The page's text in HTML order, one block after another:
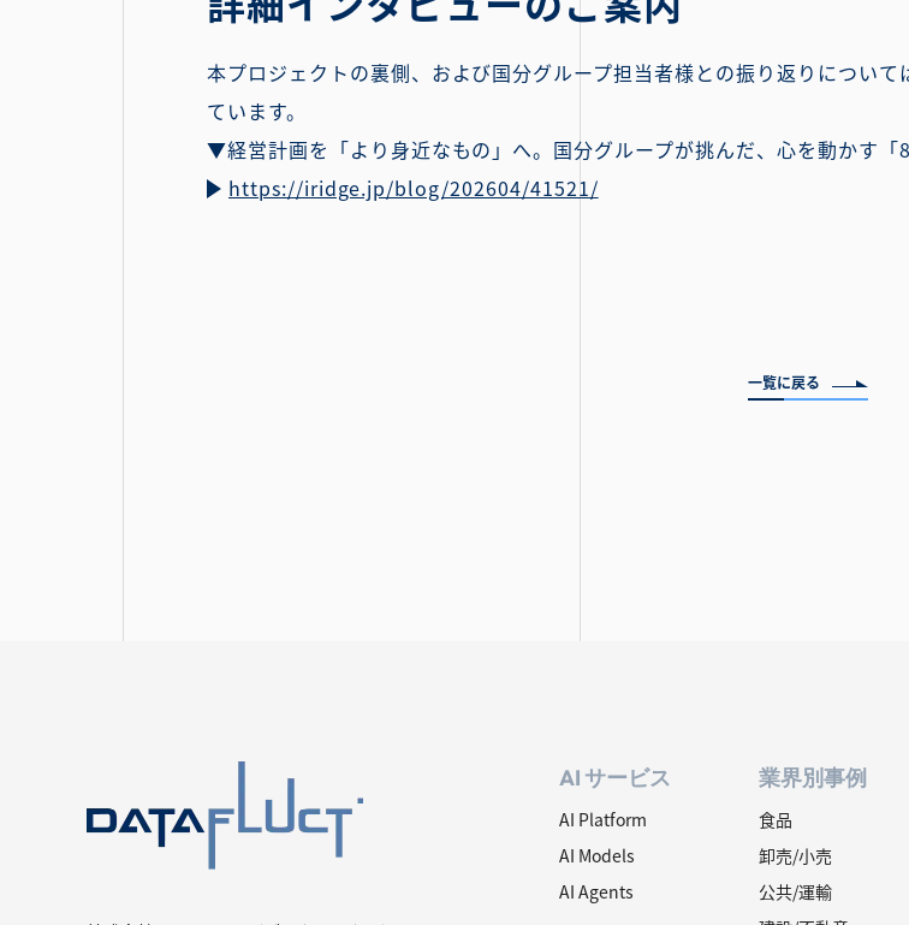
本プロジェクトの裏側、および国分グループ担当者様との振り返りについ
ています。
▼経営計画を「より身近なもの」へ。国分グループが挑んだ、心を動かす
https://iridge.jp/blog/202604/41521/
一覧に戻る
AI サービス
AI Platform
AI Models
AI Agents
業界別事例
食品
卸売/小売
公共/運輸